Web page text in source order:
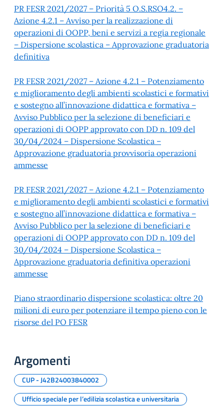
PR FESR 2021/2027 – Priorità 5 O.S.RSO4.2. –
Azione 4.2.1 – Avviso per la realizzazione di
operazioni di OOPP, beni e servizi a regia regionale
– Dispersione scolastica – Approvazione graduatoria
definitiva
PR FESR 2021/2027 – Azione 4.2.1 – Potenziamento
e miglioramento degli ambienti scolastici e formativi
e sostegno all’innovazione didattica e formativa –
Avviso Pubblico per la selezione di beneficiari e
operazioni di OOPP approvato con DD n. 109 del
30/04/2024 – Dispersione Scolastica –
Approvazione graduatoria provvisoria operazioni
ammesse
PR FESR 2021/2027 – Azione 4.2.1 – Potenziamento
e miglioramento degli ambienti scolastici e formativi
e sostegno all’innovazione didattica e formativa –
Avviso Pubblico per la selezione di beneficiari e
operazioni di OOPP approvato con DD n. 109 del
30/04/2024 – Dispersione Scolastica –
Approvazione graduatoria definitiva operazioni
ammesse
Piano straordinario dispersione scolastica: oltre 20
milioni di euro per potenziare il tempo pieno con le
risorse del PO FESR
Argomenti
CUP - J42B24003840002
Ufficio speciale per l’edilizia scolastica e universitaria